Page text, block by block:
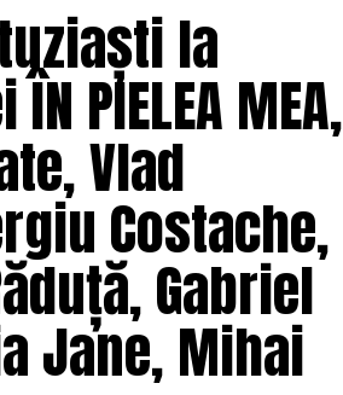
la
PIELEA MEA,
Vlad
Costache,
Gabriel
Jane, Mihai